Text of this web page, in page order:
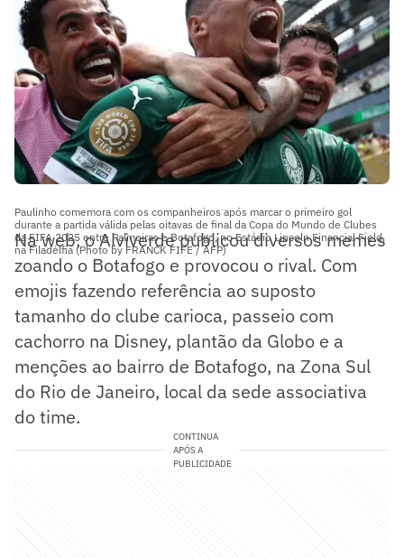
Paulinho comemora com os companheiros após marcar o primeiro gol
durante a partida válida pelas oitavas de final da Copa do Mundo de Clubes
da FIFA 2025 entre Palmeiras e Botafogo, no Estádio Lincoln Financial Field,
na Filadélfia (Photo by FRANCK FIFE / AFP)
Na web, o Alviverde publicou diversos memes
zoando o Botafogo e provocou o rival. Com
emojis fazendo referência ao suposto
tamanho do clube carioca, passeio com
cachorro na Disney, plantão da Globo e a
menções ao bairro de Botafogo, na Zona Sul
do Rio de Janeiro, local da sede associativa
do time.
CONTINUA
APÓS A
PUBLICIDADE